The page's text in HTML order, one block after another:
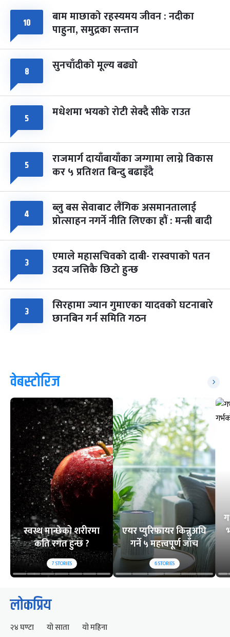
८ फागुपूर्णिमा
चैत्र ८, २०८३-Mar 22, 2027
७ महिना बाँकी
१० बाम माछाको रहस्यमय जीवन : नदीका
पाहुना, समुद्रका सन्तान
८ सुनचाँदीको मूल्य बढ्यो
५ मधेशमा भयको रोटी सेक्दै सीके राउत
५ राजमार्ग दायाँबायाँका जग्गामा लाग्ने विकास
कर ५ प्रतिशत बिन्दु बढाइँदै
४ ब्लु बस सेवाबाट लैंगिक असमानतालाई
प्रोत्साहन नगर्ने नीति लिएका हौं : मन्त्री बादी
३ एमाले महासचिवको दाबी- रास्वपाको पतन
उदय जत्तिकै छिटो हुन्छ
३ सिरहामा ज्यान गुमाएका यादवको घटनाबारे
छानबिन गर्न समिति गठन
वेबस्टोरिज
स्वस्थ मान्छेको शरीरमा
कति रगत हुन्छ ?
7STORIES
एयर प्युरिफायर किन्नुअघि
गर्ने ५ महत्त्वपूर्ण जाँच
6STORIES
लोकप्रिय
२४ घण्टा यो साता यो महिना